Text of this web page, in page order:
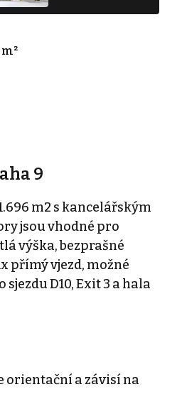
9
m2 s kancelářským
jsou vhodné pro
výška, bezprašné
přímý vjezd, možné
D10, Exit 3 a hala
orientační a závisí na